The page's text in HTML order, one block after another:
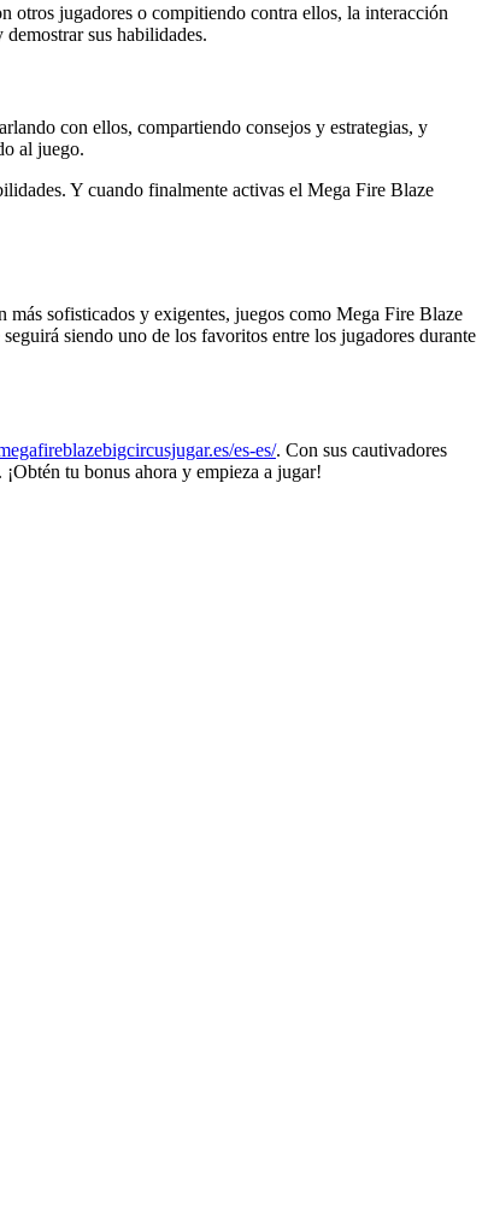
otros jugadores o compitiendo contra ellos, la interacción
sus habilidades.
con ellos, compartiendo consejos y estrategias, y
al juego.
Y cuando finalmente activas el Mega Fire Blaze
sofisticados y exigentes, juegos como Mega Fire Blaze
siendo uno de los favoritos entre los jugadores durante
es-es/. Con sus cautivadores
tu bonus ahora y empieza a jugar!